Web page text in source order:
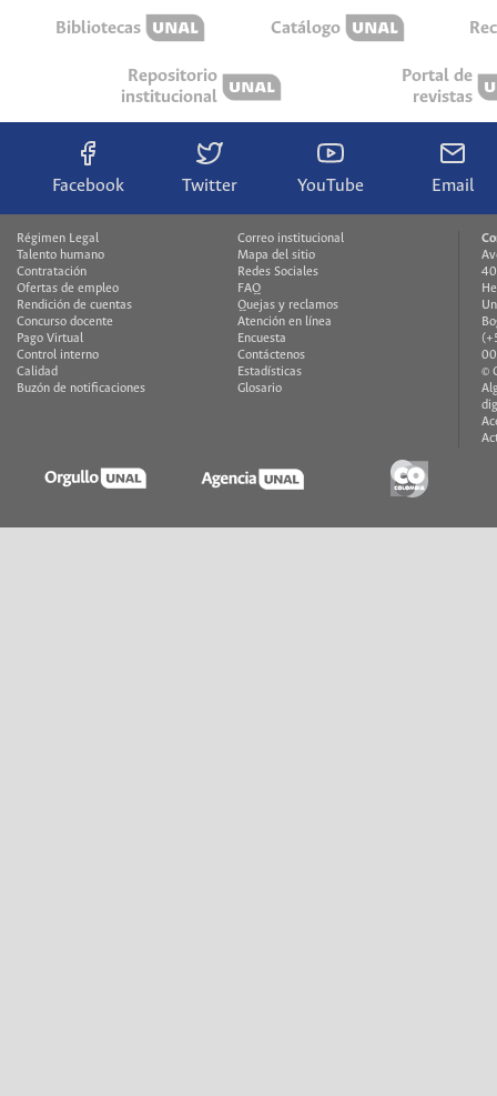
Bibliotecas Catálogo
Repositorio
institucional
Portal de
revistas
Facebook Twitter YouTube Email
Régimen Legal
Talento humano
Contratación
Ofertas de empleo
Rendición de cuentas
Concurso docente
Pago Virtual
Control interno
Calidad
Buzón de notificaciones
Correo institucional
Mapa del sitio
Redes Sociales
FAQ
Quejas y reclamos
Atención en línea
Encuesta
Contáctenos
Estadísticas
Glosario
©